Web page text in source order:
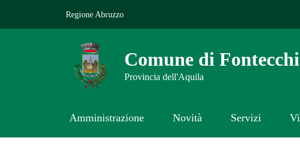
Regione Abruzzo
Comune di
Provincia dell'Aquila
Amministrazione Novità Servizi